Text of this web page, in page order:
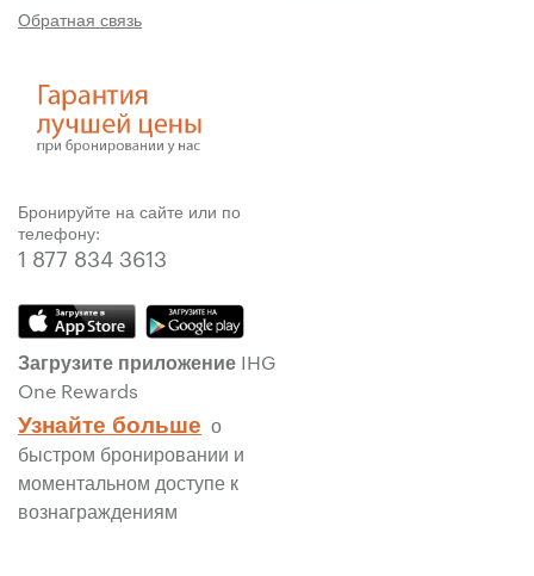
Обратная связь
Бронируйте на сайте или по
телефону:
1 877 834 3613
Загрузите приложение IHG
One Rewards
Узнайте больше о
быстром бронировании и
моментальном доступе к
вознаграждениям